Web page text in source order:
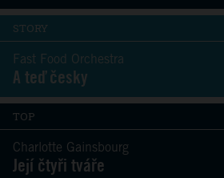
STORY
Fast Food Orchestra
A teď česky
TOP
Charlotte Gainsbourg
Její čtyři tváře